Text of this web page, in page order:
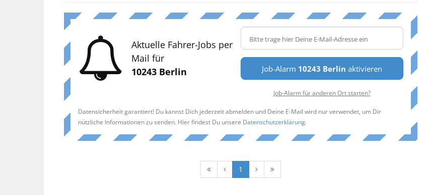
Aktuelle Fahrer-Jobs per
Mail für
10243 Berlin
Job-Alarm 10243 Berlin aktivieren
Job-Alarm für anderen Ort starten?
Datensicherheit garantiert! Du kannst Dich jederzeit abmelden und Deine E-Mail wird nur verwendet, um Dir
nützliche Informationen zu senden. Hier findest Du unsere Datenschutzerklärung.
1